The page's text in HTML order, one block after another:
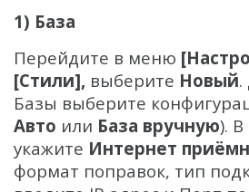
ОЛЭ
МЛЭ
ADCP
ГБО
Датчик качества воды
1) База
Перейдите в меню
[Стили], выберите Новый.
Базы выберите
Авто или База вручную).
укажите Интернет
формат поправок, тип